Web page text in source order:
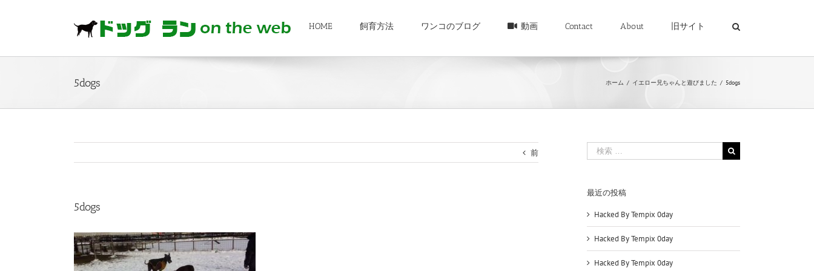
HOME 飼育方法 ワンコのブログ 動画 Contact About 旧サイト
5dogs ホーム / イエロー兄ちゃんと遊びました / 5dogs
前
5dogs
索
最近の投稿
Hacked By Tempix 0day
Hacked By Tempix 0day
Hacked By Tempix 0day